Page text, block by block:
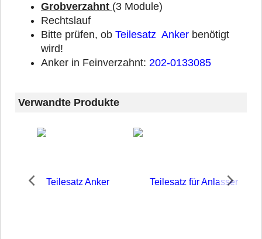
Grobverzahnt (3 Module)
Rechtslauf
Bitte prüfen, ob Teilesatz Anker benötigt
wird!
Anker in Feinverzahnt: 202-0133085
Verwandte Produkte